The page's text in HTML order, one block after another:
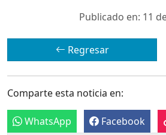
Publicado en: 11
Regresar
Comparte esta noticia en:
WhatsApp Facebook